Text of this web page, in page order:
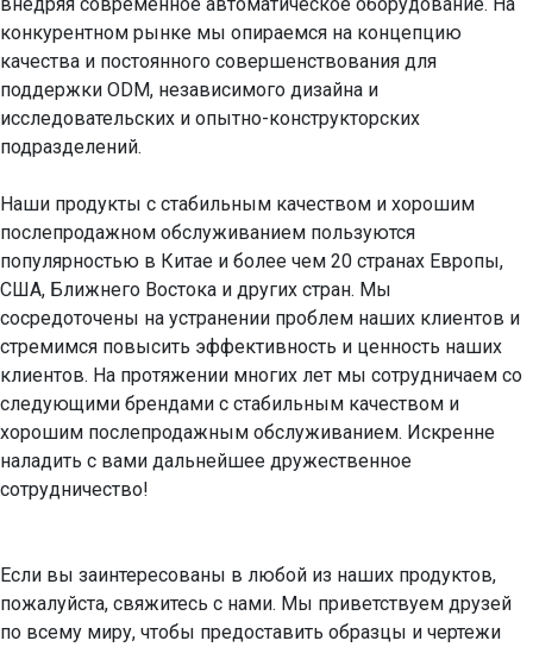
конкурентном рынке мы опираемся на концепцию
качества и постоянного совершенствования для
поддержки ODM, независимого дизайна и
исследовательских и опытно-конструкторских
подразделений.
Наши продукты с стабильным качеством и хорошим
послепродажном обслуживанием пользуются
популярностью в Китае и более чем 20 странах Европы,
США, Ближнего Востока и других стран. Мы
сосредоточены на устранении проблем наших клиентов и
стремимся повысить эффективность и ценность наших
клиентов. На протяжении многих лет мы сотрудничаем со
следующими брендами с стабильным качеством и
хорошим послепродажным обслуживанием. Искренне
наладить с вами дальнейшее дружественное
сотрудничество!
Если вы заинтересованы в любой из наших продуктов,
пожалуйста, свяжитесь с нами. Мы приветствуем друзей
по всему миру, чтобы предоставить образцы и чертежи